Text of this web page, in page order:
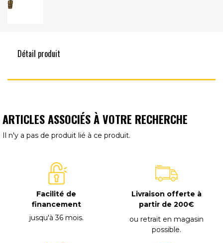
Détail produit
ARTICLES ASSOCIÉS À VOTRE RECHERCHE
Il n'y a pas de produit lié à ce produit.
Facilité de
financement
jusqu'à 36 mois.
Livraison offerte à
partir de 200€
ou retrait en magasin
possible.